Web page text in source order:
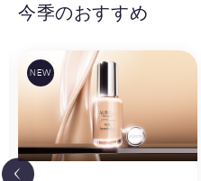
今季のおすすめ